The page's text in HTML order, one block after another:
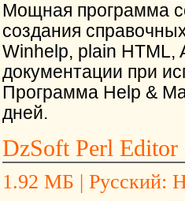
Мощная программа
создания
Winhelp, plain HTML,
документации при
Программа Help &
дней.
DzSoft Perl Editor
1.92 МБ | Русский: